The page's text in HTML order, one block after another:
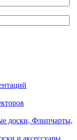
доски, Флипчарты,
и аксессуары